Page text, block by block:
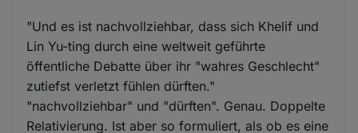
"Und es ist nachvollziehbar, dass sich Khelif und
Lin Yu-ting durch eine weltweit geführte
öffentliche Debatte über ihr "wahres Geschlecht"
zutiefst verletzt fühlen dürften."
"nachvollziehbar" und "dürften". Genau. Doppelte
Relativierung. Ist aber so formuliert, als ob es eine